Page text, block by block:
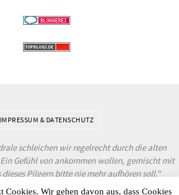
IMPRESSUM & DATENSCHUTZ
schleichen wir regelrecht durch die alten
Gefühl von ankommen wollen, gemischt mit
dieses Pilgern bitte nie mehr aufhören soll."
© 2019 - Sonnensegler.net
Cookies. Wir gehen davon aus, dass Cookies